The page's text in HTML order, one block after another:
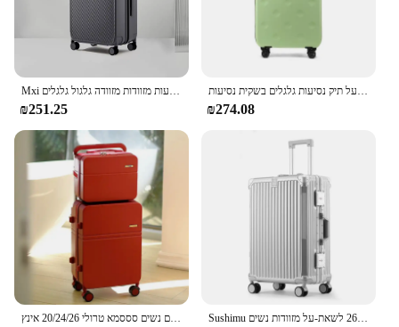
₪251.25 ₪274.08
Sushimu מזוודת נסיעות גברים 20 24 26 לשאת-על מזוודות נשים PC אלומיניום מסגרת טרולי במקרה tsa מנעול סיסמא